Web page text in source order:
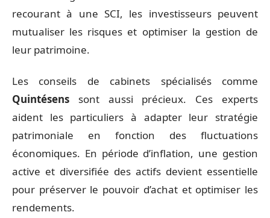
recourant à une SCI, les investisseurs peuvent
mutualiser les risques et optimiser la gestion de
leur patrimoine.
Les conseils de cabinets spécialisés comme
Quintésens sont aussi précieux. Ces experts
aident les particuliers à adapter leur stratégie
patrimoniale en fonction des fluctuations
économiques. En période d’inflation, une gestion
active et diversifiée des actifs devient essentielle
pour préserver le pouvoir d’achat et optimiser les
rendements.